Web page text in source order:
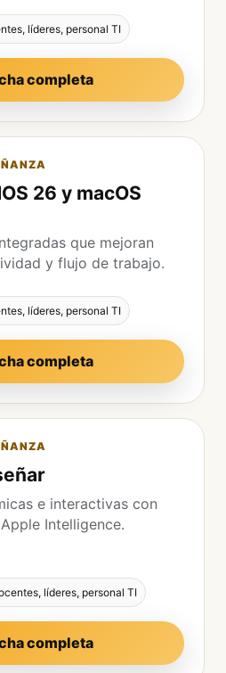
líderes, personal TI
completa
26 y macOS
que mejoran
y flujo de trabajo.
líderes, personal TI
completa
e interactivas con
Intelligence.
líderes, personal TI
completa